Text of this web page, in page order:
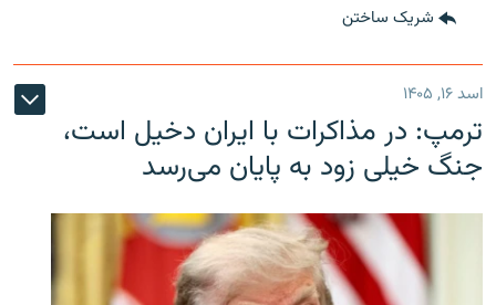
شریک ساختن
اسد ۱۶, ۱۴۰۵
ترمپ: در مذاکرات با ایران دخیل است،
جنگ خیلی زود به پایان می‌رسد